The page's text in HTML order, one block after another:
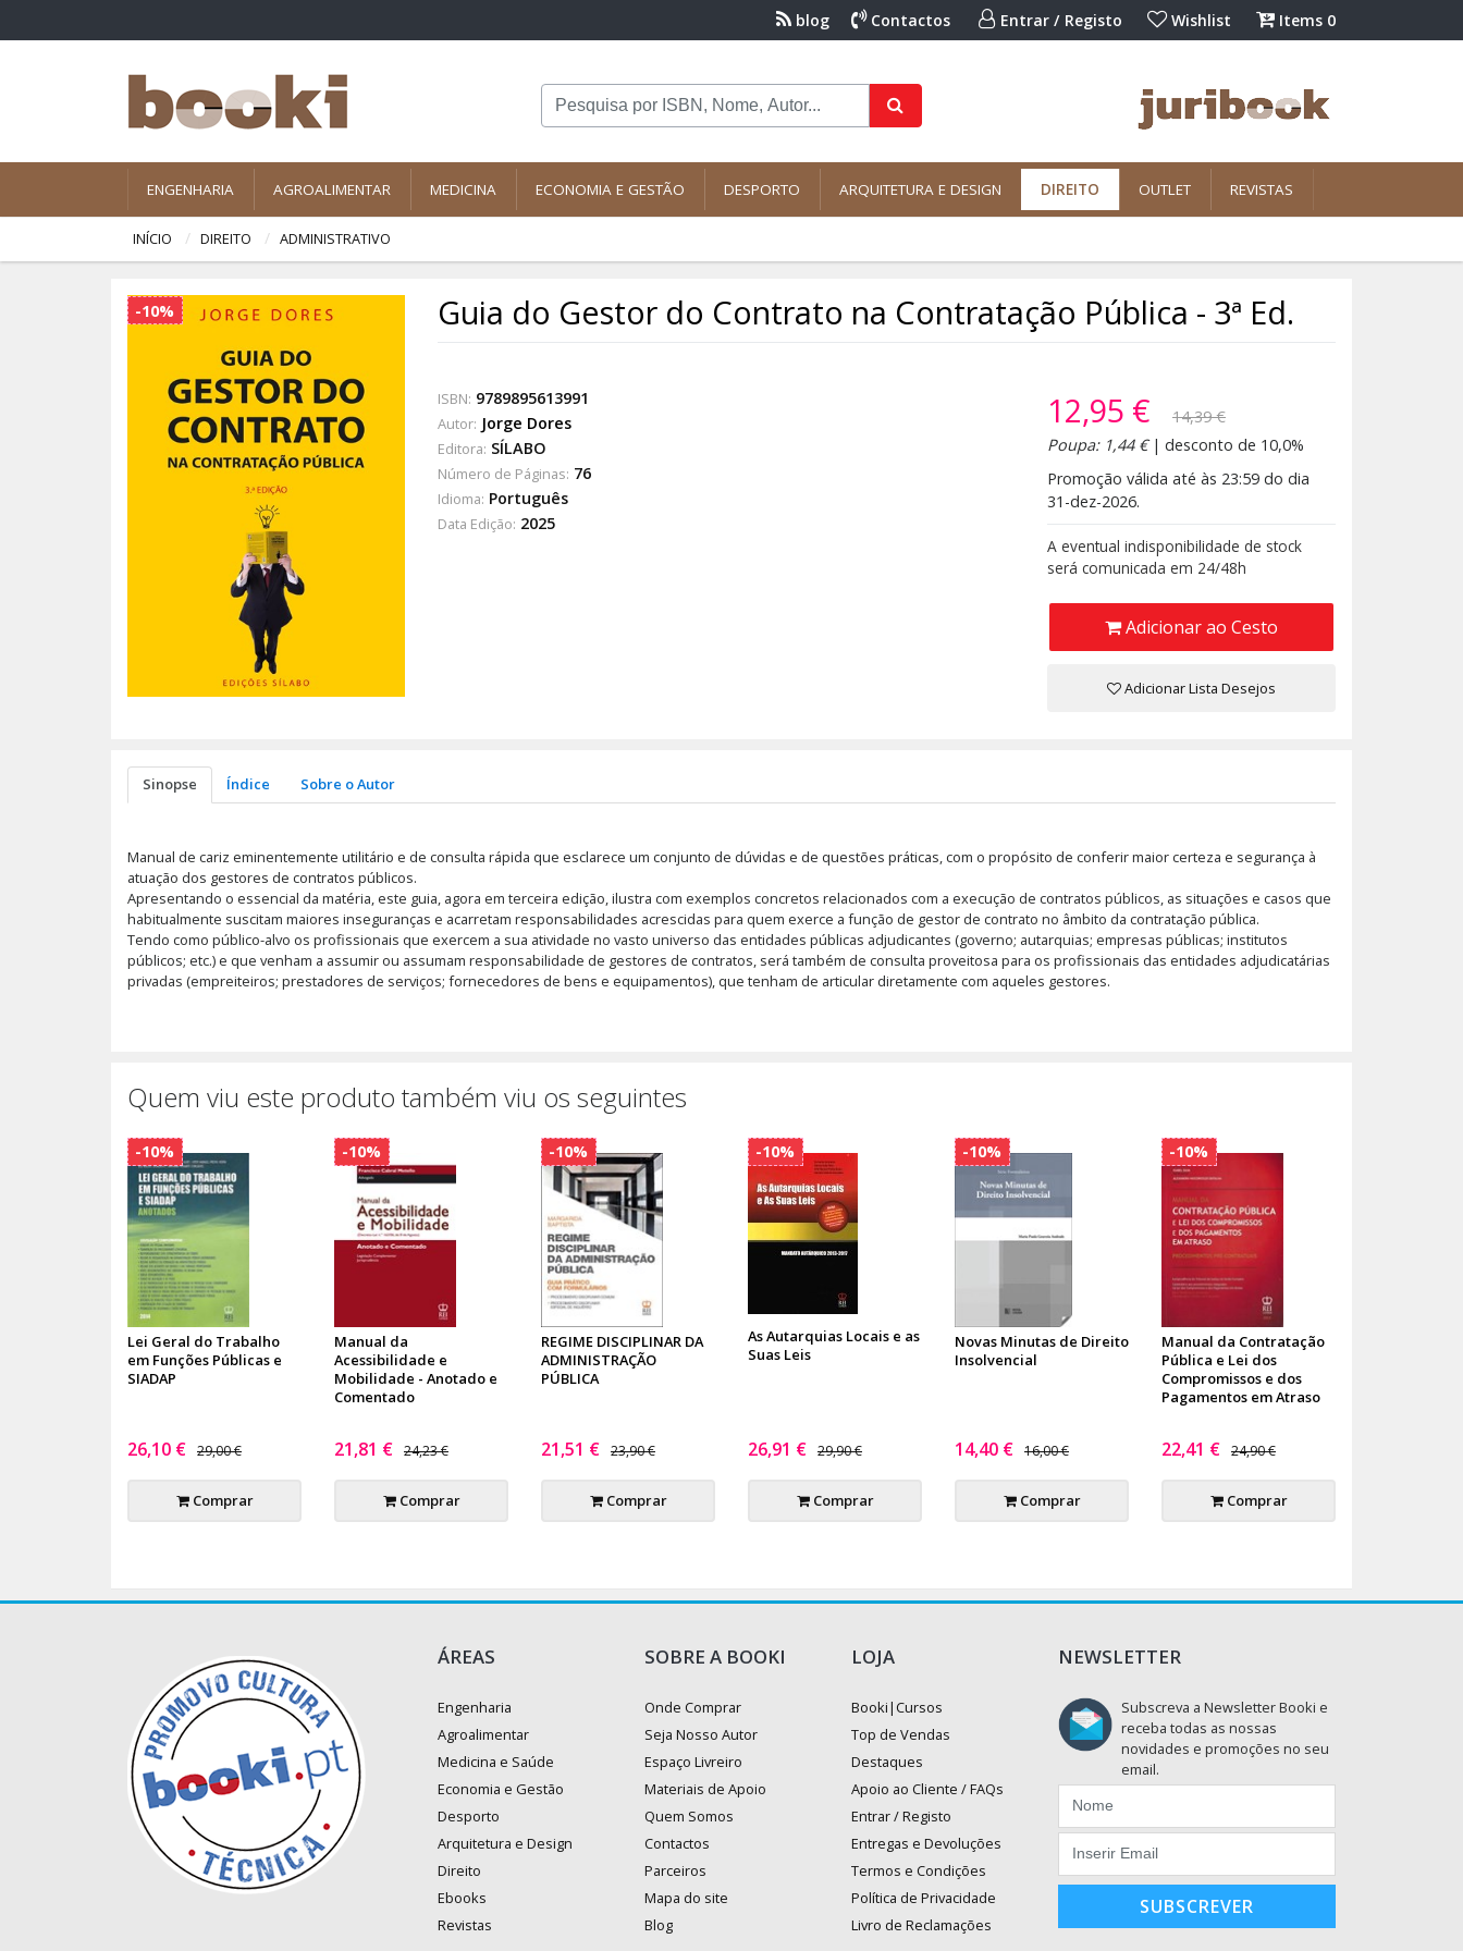
blog Contactos Entrar / Registo Wishlist Items 0
ENGENHARIA AGROALIMENTAR MEDICINA ECONOMIA E GESTÃO DESPORTO ARQUITETURA E DESIGN DIREITO OUTLET REVISTAS
INÍCIO DIREITO ADMINISTRATIVO
-10% Guia do Gestor do Contrato na Contratação Pública - 3ª Ed.
ISBN: 9789895613991
Autor: Jorge Dores
Editora: SÍLABO
Número de Páginas: 76
Idioma: Português
Data Edição: 2025
12,95 €
14,39 €
Poupa: 1,44 €| desconto de 10,0%
Promoção válida até às 23:59 do dia
31-dez-2026.
A eventual indisponibilidade de stock
será comunicada em 24/48h
Adicionar ao Cesto
Adicionar Lista Desejos
Sinopse Índice Sobre o Autor
Manual de cariz eminentemente utilitário e de consulta rápida que esclarece um conjunto de dúvidas e de questões práticas, com o propósito de conferir maior certeza e segurança à
atuação dos gestores de contratos públicos.
Apresentando o essencial da matéria, este guia, agora em terceira edição, ilustra com exemplos concretos relacionados com a execução de contratos públicos, as situações e casos que
habitualmente suscitam maiores inseguranças e acarretam responsabilidades acrescidas para quem exerce a função de gestor de contrato no âmbito da contratação pública.
Tendo como público-alvo os profissionais que exercem a sua atividade no vasto universo das entidades públicas adjudicantes (governo; autarquias; empresas públicas; institutos
públicos; etc.) e que venham a assumir ou assumam responsabilidade de gestores de contratos, será também de consulta proveitosa para os profissionais das entidades adjudicatárias
privadas (empreiteiros; prestadores de serviços; fornecedores de bens e equipamentos), que tenham de articular diretamente com aqueles gestores.
Quem viu este produto também viu os seguintes
Lei Geral do Trabalho
em Funções Públicas e
SIADAP
26,10 € 29,00 €
Comprar
-10%
Manual da
Acessibilidade e
Mobilidade - Anotado e
Comentado
21,81 € 24,23 €
Comprar
-10%
REGIME DISCIPLINAR DA
ADMINISTRAÇÃO
PÚBLICA
21,51 € 23,90 €
Comprar
-10%
As Autarquias Locais e as
Suas Leis
26,91 € 29,90 €
Comprar
-10%
Novas Minutas de Direito
Insolvencial
14,40 € 16,00 €
Comprar
-10%
Manual da Contratação
Pública e Lei dos
Compromissos e dos
Pagamentos em Atraso
22,41 € 24,90 €
Comprar
-10%
ÁREAS
Engenharia
Agroalimentar
Medicina e Saúde
Economia e Gestão
Desporto
Arquitetura e Design
Direito
Ebooks
Revistas
SOBRE A BOOKI
Onde Comprar
Seja Nosso Autor
Espaço Livreiro
Materiais de Apoio
Quem Somos
Contactos
Parceiros
Mapa do site
Blog
LOJA
Booki|Cursos
Top de Vendas
Destaques
Apoio ao Cliente / FAQs
Entrar / Registo
Entregas e Devoluções
Termos e Condições
Política de Privacidade
Livro de Reclamações
NEWSLETTER
Subscreva a Newsletter Booki e
receba todas as nossas
novidades e promoções no seu
email.
SUBSCREVER